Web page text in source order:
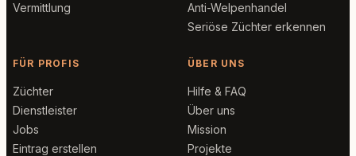
Vermittlung
Anti-Welpenhandel
Seriöse Züchter erkennen
FÜR PROFIS
Züchter
Dienstleister
Jobs
Eintrag erstellen
ÜBER UNS
Hilfe & FAQ
Über uns
Mission
Projekte